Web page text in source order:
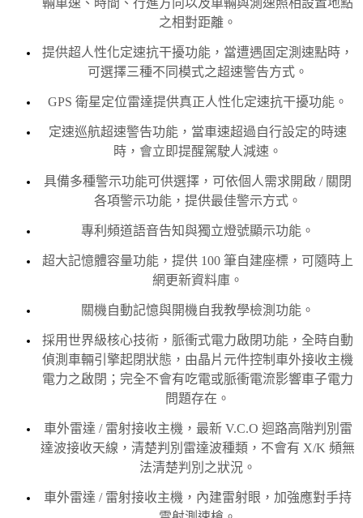
之相對距離。
提供超人性化定速抗干擾功能，當遭遇固定測速點時，
可選擇三種不同模式之超速警告方式。
GPS 衛星定位雷達提供真正人性化定速抗干擾功能。
定速巡航超速警告功能，當車速超過自行設定的時速
時，會立即提醒駕駛人減速。
具備多種警示功能可供選擇，可依個人需求開啟 / 關閉
各項警示功能，提供最佳警示方式。
專利頻道語音告知與獨立燈號顯示功能。
超大記憶體容量功能，提供 100 筆自建座標，可隨時上
網更新資料庫。
關機自動記憶與開機自我教學檢測功能。
採用世界級核心技術，脈衝式電力啟閉功能，全時自動
偵測車輛引擎起閉狀態，由晶片元件控制車外接收主機
電力之啟閉；完全不會有吃電或脈衝電流影響車子電力
問題存在。
車外雷達 / 雷射接收主機，最新 V.C.O 迴路高階判別雷
達波接收天線，清楚判別雷達波種類，不會有 X/K 頻無
法清楚判別之狀況。
車外雷達 / 雷射接收主機，內建雷射眼，加強應對手持